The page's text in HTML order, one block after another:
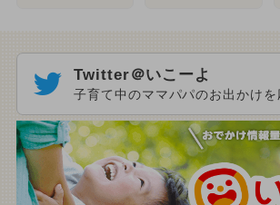
Twitter＠いこーよ
子育て中のママパパのお出かけを